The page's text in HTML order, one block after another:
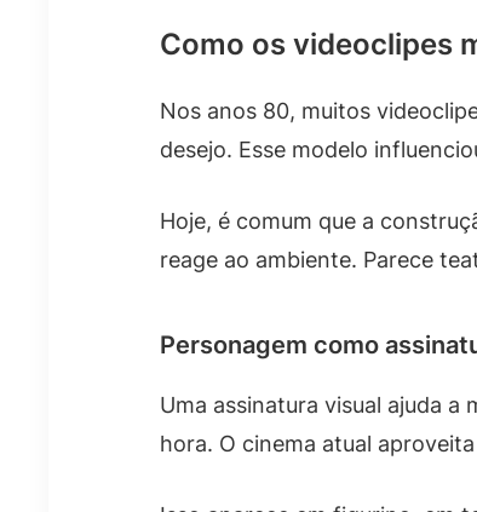
Como os videoclipes
Nos anos 80, muitos
desejo. Esse modelo
Hoje, é comum que a
reage ao ambiente. Parece
Personagem como
Uma assinatura visual ajuda
hora. O cinema atual